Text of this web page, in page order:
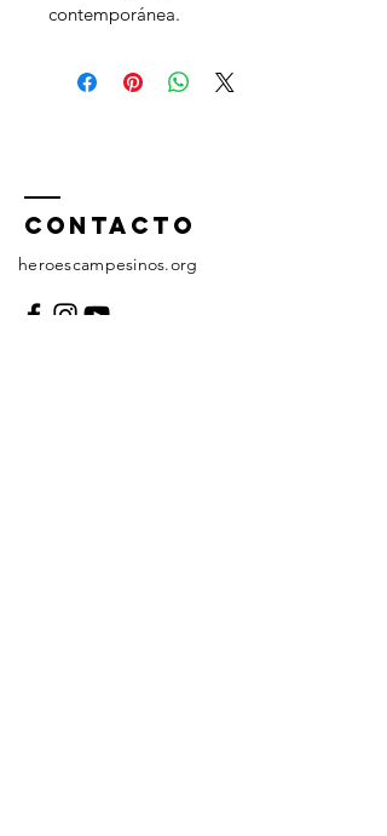
contemporánea.
ContactO
heroescampesinos.org